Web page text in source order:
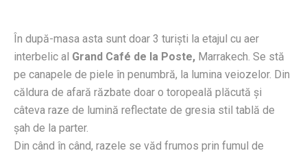
În după-masa asta sunt doar 3 turiști la etajul cu aer
interbelic al Grand Café de la Poste, Marrakech. Se stă
pe canapele de piele în penumbră, la lumina veiozelor. Din
căldura de afară răzbate doar o toropeală plăcută și
câteva raze de lumină reflectate de gresia stil tablă de
șah de la parter.
Din când în când, razele se văd frumos prin fumul de